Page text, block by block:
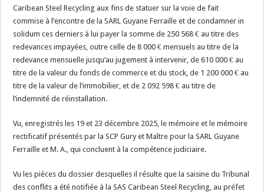
Caribean Steel Recycling aux fins de statuer sur la voie de fait
commise à l’encontre de la SARL Guyane Ferraille et de condamner in
solidum ces derniers à lui payer la somme de 250 568 € au titre des
redevances impayées, outre celle de 8 000 € mensuels au titre de la
redevance mensuelle jusqu’au jugement à intervenir, de 610 000 € au
titre de la valeur du fonds de commerce et du stock, de 1 200 000 € au
titre de la valeur de l’immobilier, et de 2 092 598 € au titre de
l’indemnité de réinstallation.
Vu, enregistrés les 19 et 23 décembre 2025, le mémoire et le mémoire
rectificatif présentés par la SCP Gury et Maître pour la SARL Guyane
Ferraille et M. A., qui concluent à la compétence judiciaire.
Vu les pièces du dossier desquelles il résulte que la saisine du Tribunal
des conflits a été notifiée à la SAS Caribean Steel Recycling, au préfet